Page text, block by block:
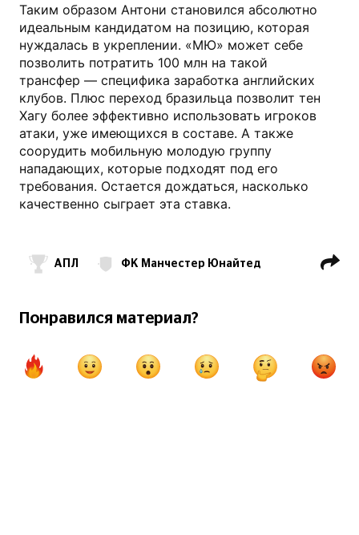
Таким образом Антони становился абсолютно
идеальным кандидатом на позицию, которая
нуждалась в укреплении. «МЮ» может себе
позволить потратить 100 млн на такой
трансфер — специфика заработка английских
клубов. Плюс переход бразильца позволит тен
Хагу более эффективно использовать игроков
атаки, уже имеющихся в составе. А также
соорудить мобильную молодую группу
нападающих, которые подходят под его
требования. Остается дождаться, насколько
качественно сыграет эта ставка.
АПЛ ФК Манчестер Юнайтед
Эрик тен Хаг Маркус Рэшфорд
Понравился материал?